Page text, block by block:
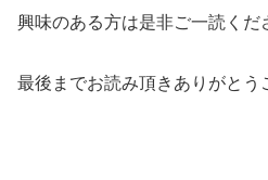
興味のある方は是非ご一読くだ
最後までお読み頂きありがとう